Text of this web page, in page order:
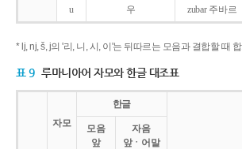
u 우 zubar 주바르
* lj, nj, š, j의 '리, 니, 시, 이'는 뒤따르는 모음과 결합할 때
표 9 루마니아어 자모와 한글 대조표
자모
한글
모음
앞
자음
앞ㆍ어말